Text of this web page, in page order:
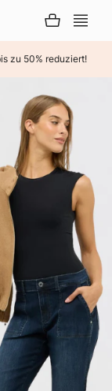
zu 50% reduziert!